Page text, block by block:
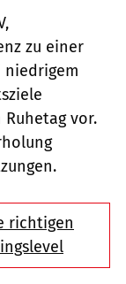
zu einer
niedrigem
vor.
richtigen